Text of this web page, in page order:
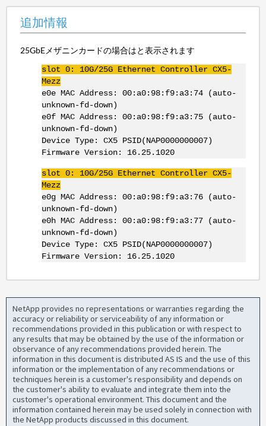
追加情報
25GbEメザニンカードの場合はと表示されます
slot 0: 10G/25G Ethernet Controller CX5-
Mezz
e0e MAC Address: 00:a0:98:f9:a3:74 (auto-
unknown-fd-down)
e0f MAC Address: 00:a0:98:f9:a3:75 (auto-
unknown-fd-down)
Device Type: CX5 PSID(NAP0000000007)
Firmware Version: 16.25.1020
slot 0: 10G/25G Ethernet Controller CX5-
Mezz
e0g MAC Address: 00:a0:98:f9:a3:76 (auto-
unknown-fd-down)
e0h MAC Address: 00:a0:98:f9:a3:77 (auto-
unknown-fd-down)
Device Type: CX5 PSID(NAP0000000007)
Firmware Version: 16.25.1020
NetApp provides no representations or warranties regarding the
accuracy or reliability or serviceability of any information or
recommendations provided in this publication or with respect to
any results that may be obtained by the use of the information or
observance of any recommendations provided herein. The
information in this document is distributed AS IS and the use of this
information or the implementation of any recommendations or
techniques herein is a customer's responsibility and depends on
the customer's ability to evaluate and integrate them into the
customer's operational environment. This document and the
information contained herein may be used solely in connection with
the NetApp products discussed in this document.